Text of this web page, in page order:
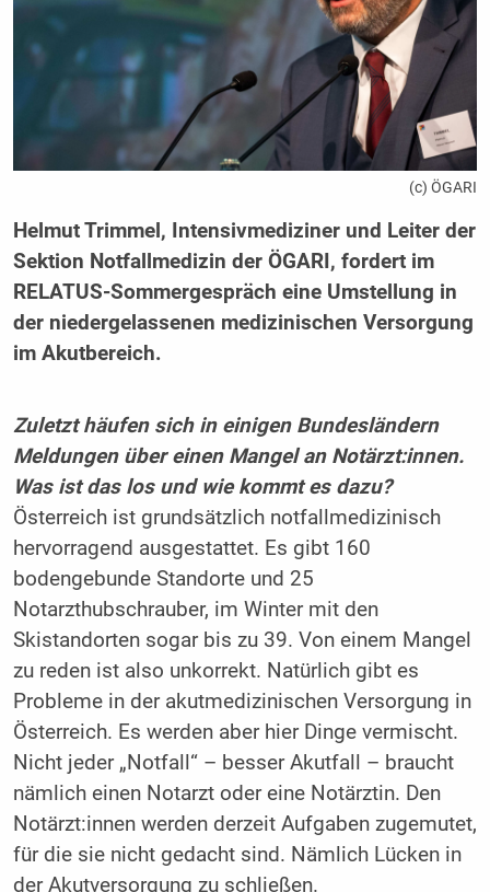
(c) ÖGARI
Helmut Trimmel, Intensivmediziner und Leiter der
Sektion Notfallmedizin der ÖGARI, fordert im
RELATUS-Sommergespräch eine Umstellung in
der niedergelassenen medizinischen Versorgung
im Akutbereich.
Zuletzt häufen sich in einigen Bundesländern
Meldungen über einen Mangel an Notärzt:innen.
Was ist das los und wie kommt es dazu?
Österreich ist grundsätzlich notfallmedizinisch
hervorragend ausgestattet. Es gibt 160
bodengebunde Standorte und 25
Notarzthubschrauber, im Winter mit den
Skistandorten sogar bis zu 39. Von einem Mangel
zu reden ist also unkorrekt. Natürlich gibt es
Probleme in der akutmedizinischen Versorgung in
Österreich. Es werden aber hier Dinge vermischt.
Nicht jeder „Notfall“ – besser Akutfall – braucht
nämlich einen Notarzt oder eine Notärztin. Den
Notärzt:innen werden derzeit Aufgaben zugemutet,
für die sie nicht gedacht sind. Nämlich Lücken in
der Akutversorgung zu schließen.